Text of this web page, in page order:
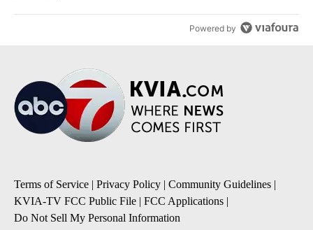
Powered by
Terms of Service | Privacy Policy | Community Guidelines |
KVIA-TV FCC Public File | FCC Applications |
Do Not Sell My Personal Information